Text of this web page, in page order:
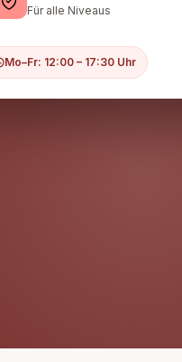
Für alle Niveaus
Mo–Fr: 12:00 – 17:30 Uhr